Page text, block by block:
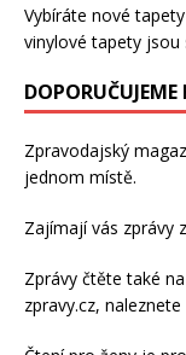
Vybíráte nové
vinylové tapety jsou
DOPORUČUJEME
Zpravodajský
jednom místě.
Zajímají vás zprávy
Zprávy čtěte také na
zpravy.cz,